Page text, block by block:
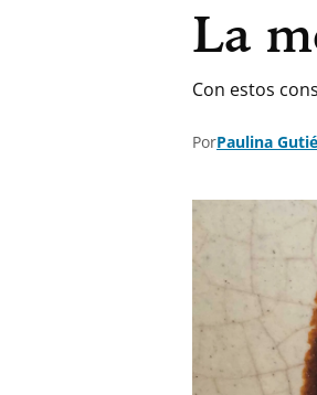
La
Con estos
PorPaulina